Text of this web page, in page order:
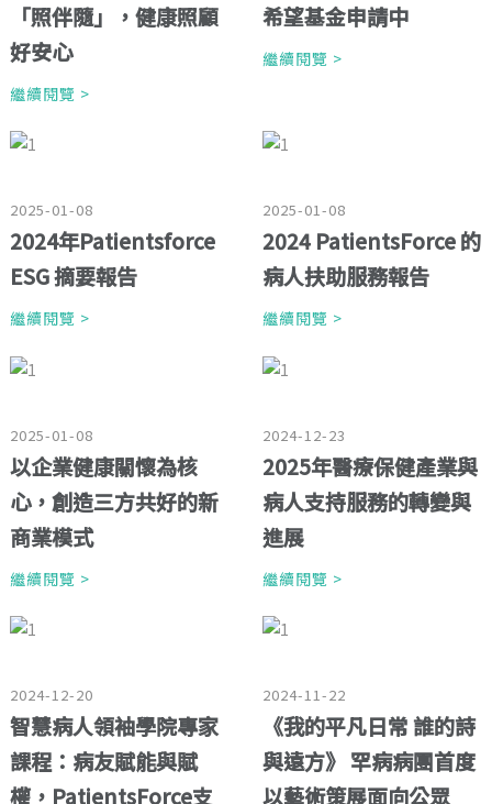
「照伴隨」，健康照顧
好安心
繼續閱覽 >
希望基金申請中
繼續閱覽 >
2025-01-08
2024年Patientsforce
ESG 摘要報告
繼續閱覽 >
2025-01-08
2024 PatientsForce 的
病人扶助服務報告
繼續閱覽 >
2025-01-08
以企業健康關懷為核
心，創造三方共好的新
商業模式
繼續閱覽 >
2024-12-23
2025年醫療保健產業與
病人支持服務的轉變與
進展
繼續閱覽 >
2024-12-20
智慧病人領袖學院專家
課程：病友賦能與賦
權，PatientsForce支
2024-11-22
《我的平凡日常 誰的詩
與遠方》 罕病病團首度
以藝術策展面向公眾